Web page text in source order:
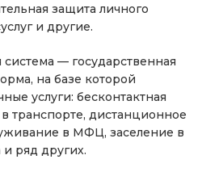
защита личного
и другие.
— государственная
на базе которой
услуги: бесконтактная
транспорте, дистанционное
в МФЦ, заселение в
и ряд других.